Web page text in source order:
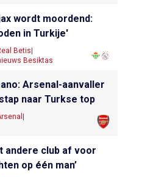
wordt moordend:
in Turkije'
Betis
Besiktas
Arsenal-aanvaller
naar Turkse top
andere club af voor
op één man’